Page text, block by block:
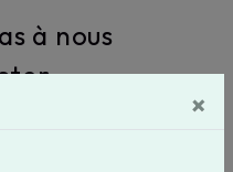
×
à nous